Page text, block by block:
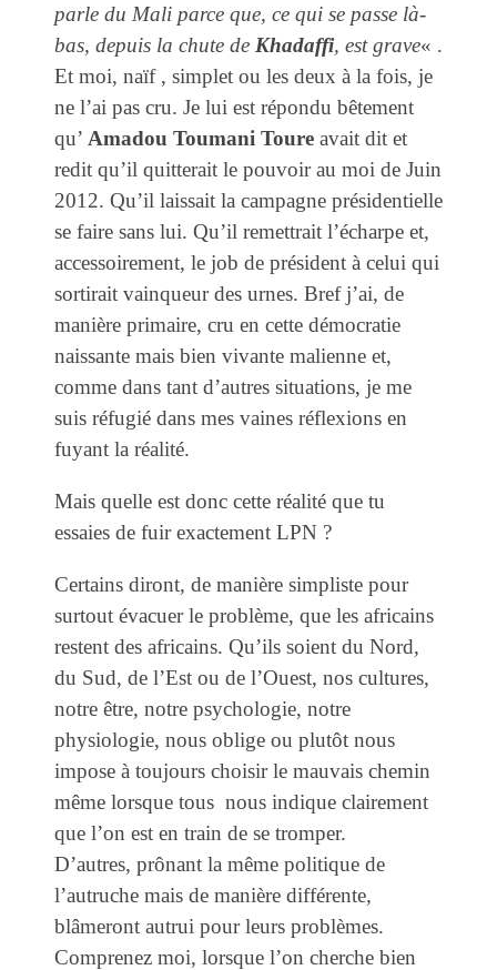
parle du Mali parce que, ce qui se passe là-
bas, depuis la chute de Khadaffi, est grave« .
Et moi, naïf , simplet ou les deux à la fois, je
ne l’ai pas cru. Je lui est répondu bêtement
qu’ Amadou Toumani Toure avait dit et
redit qu’il quitterait le pouvoir au moi de Juin
2012. Qu’il laissait la campagne présidentielle
se faire sans lui. Qu’il remettrait l’écharpe et,
accessoirement, le job de président à celui qui
sortirait vainqueur des urnes. Bref j’ai, de
manière primaire, cru en cette démocratie
naissante mais bien vivante malienne et,
comme dans tant d’autres situations, je me
suis réfugié dans mes vaines réflexions en
fuyant la réalité.
Mais quelle est donc cette réalité que tu
essaies de fuir exactement LPN ?
Certains diront, de manière simpliste pour
surtout évacuer le problème, que les africains
restent des africains. Qu’ils soient du Nord,
du Sud, de l’Est ou de l’Ouest, nos cultures,
notre être, notre psychologie, notre
physiologie, nous oblige ou plutôt nous
impose à toujours choisir le mauvais chemin
même lorsque tous nous indique clairement
que l’on est en train de se tromper.
D’autres, prônant la même politique de
l’autruche mais de manière différente,
blâmeront autrui pour leurs problèmes.
Comprenez moi, lorsque l’on cherche bien